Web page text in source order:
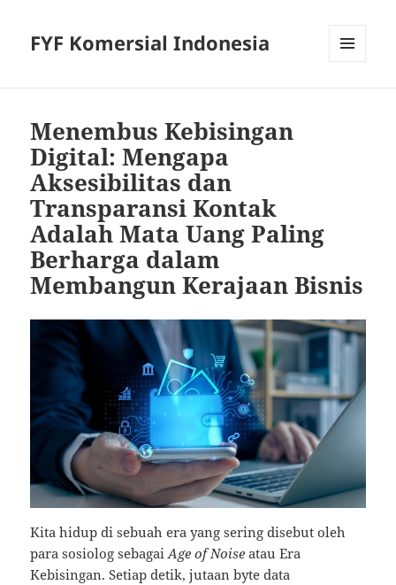
FYF Komersial Indonesia
Menembus Kebisingan
Digital: Mengapa
Aksesibilitas dan
Transparansi Kontak
Adalah Mata Uang Paling
Berharga dalam
Membangun Kerajaan Bisnis
Kita hidup di sebuah era yang sering disebut oleh
para sosiolog sebagaiAge of Noise atau Era
Kebisingan. Setiap detik, jutaan byte data